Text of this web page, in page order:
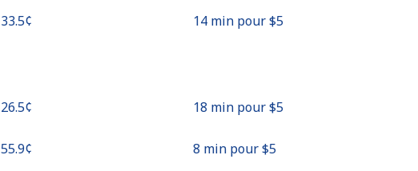
⁦33.5¢⁩ 14 min pour ⁦$5⁩
⁦26.5¢⁩ 18 min pour ⁦$5⁩
⁦55.9¢⁩ 8 min pour ⁦$5⁩